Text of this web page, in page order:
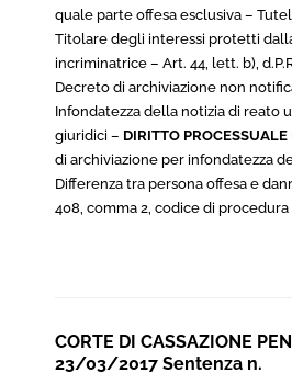
quale parte offesa esclusiva –
Titolare degli interessi protetti
incriminatrice – Art. 44, lett. b),
Decreto di archiviazione non
Infondatezza della notizia di reato
giuridici – DIRITTO PROCESSUALE
di archiviazione per infondatezza
Differenza tra persona offesa e
408, comma 2, codice di procedura
CORTE DI CASSAZIONE
23/03/2017 Sentenza n.